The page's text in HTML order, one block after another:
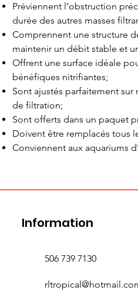
Préviennent l’obstruction
durée des autres masses
Comprennent une structure
maintenir un débit stable et
Offrent une surface idéale
bénéfiques nitrifiantes;
Sont ajustés parfaitement
de filtration;
Sont offerts dans un paquet
Doivent être remplacés tous
Conviennent aux aquariums
Information
506 739 7130